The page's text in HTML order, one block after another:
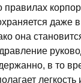
даже
она
в то